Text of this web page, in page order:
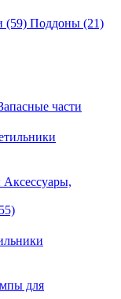
(59) Поддоны (21)
части
Аксессуары,
для